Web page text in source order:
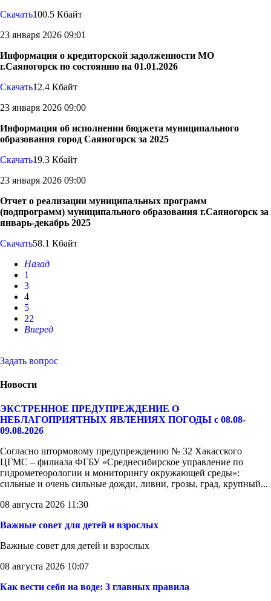
Скачать100.5 Кбайт
23 января 2026 09:01
Информация о кредиторской задолженности МО
г.Саяногорск по состоянию на 01.01.2026
Скачать12.4 Кбайт
23 января 2026 09:00
Информация об исполнении бюджета муниципального
образования город Саяногорск за 2025
Скачать19.3 Кбайт
23 января 2026 09:00
Отчет о реализации муниципальных программ
(подпрограмм) муниципального образования г.Саяногорск за
январь-декабрь 2025
Скачать58.1 Кбайт
Назад
1
3
4
5
22
Вперед
Задать вопрос
Новости
ЭКСТРЕННОЕ ПРЕДУПРЕЖДЕНИЕ О
НЕБЛАГОПРИЯТНЫХ ЯВЛЕНИЯХ ПОГОДЫ с 08.08-
09.08.2026
Согласно штормовому предупреждению № 32 Хакасского
ЦГМС – филиала ФГБУ «Среднесибирское управление по
гидрометеорологии и мониторингу окружающей среды»:
сильные и очень сильные дожди, ливни, грозы, град, крупный...
08 августа 2026 11:30
Важные совет для детей и взрослых
Важные совет для детей и взрослых
08 августа 2026 10:07
Как вести себя на воде: 3 главных правила